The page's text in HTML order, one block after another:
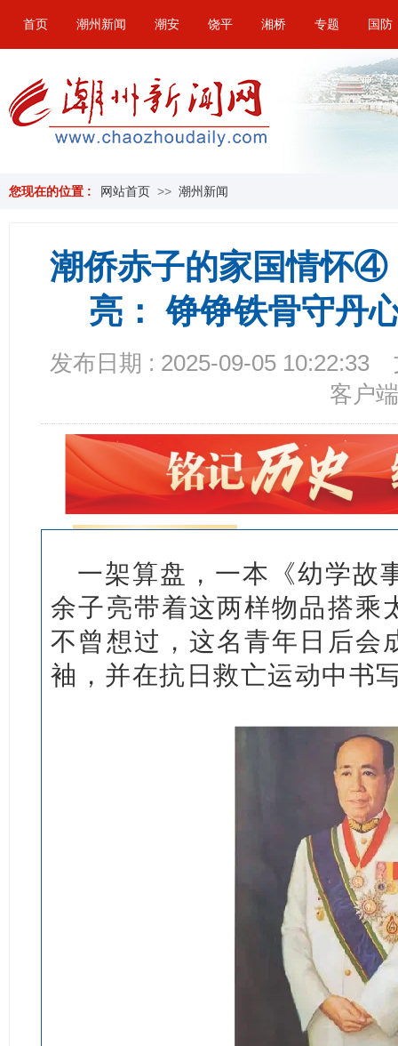
首页 潮州新闻 潮安 饶平 湘桥 专题 国防
您现在的位置 : 网站首页 >> 潮州新闻
潮侨赤子的家国情怀④
亮： 铮铮铁骨守丹
发布日期 : 2025-09-05 10:22:33
客户端
一架算盘，一本《幼学故
余子亮带着这两样物品搭乘
不曾想过，这名青年日后会
袖，并在抗日救亡运动中书